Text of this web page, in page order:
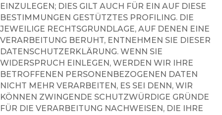
EINZULEGEN; DIES GILT AUCH FÜR EIN AUF DIESE
BESTIMMUNGEN GESTÜTZTES PROFILING. DIE
JEWEILIGE RECHTSGRUNDLAGE, AUF DENEN EINE
VERARBEITUNG BERUHT, ENTNEHMEN SIE DIESER
DATENSCHUTZERKLÄRUNG. WENN SIE
WIDERSPRUCH EINLEGEN, WERDEN WIR IHRE
BETROFFENEN PERSONENBEZOGENEN DATEN
NICHT MEHR VERARBEITEN, ES SEI DENN, WIR
KÖNNEN ZWINGENDE SCHUTZWÜRDIGE GRÜNDE
FÜR DIE VERARBEITUNG NACHWEISEN, DIE IHRE